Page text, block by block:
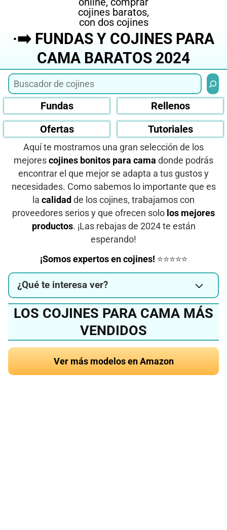
·➡️ FUNDAS Y COJINES PARA
CAMA BARATOS 2024
Fundas
Rellenos
Ofertas
Tutoriales
Aquí te mostramos una gran selección de los
mejores cojines bonitos para cama donde podrás
encontrar el que mejor se adapta a tus gustos y
necesidades. Como sabemos lo importante que es
la calidad de los cojines, trabajamos con
proveedores serios y que ofrecen solo los mejores
productos. ¡Las rebajas de 2024 te están
esperando!
¡Somos expertos en cojines! ⭐⭐⭐⭐⭐
¿Qué te interesa ver?
LOS COJINES PARA CAMA MÁS
VENDIDOS
Ver más modelos en Amazon